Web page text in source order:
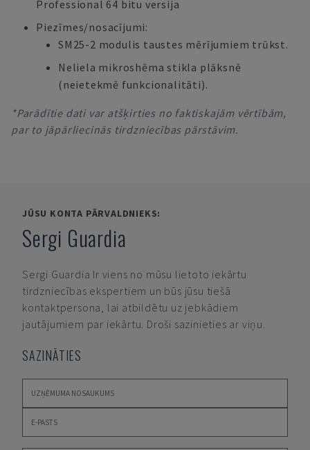
Professional 64 bitu versija
Piezīmes/nosacījumi:
SM25-2 modulis taustes mērījumiem trūkst.
Neliela mikroshēma stikla plāksnē
(neietekmē funkcionalitāti).
*Parādītie dati var atšķirties no faktiskajām vērtībām,
par to jāpārliecinās tirdzniecības pārstāvim.
JŪSU KONTA PĀRVALDNIEKS:
Sergi Guardia
Sergi Guardia Ir viens no mūsu lietoto iekārtu
tirdzniecības ekspertiem un būs jūsu tiešā
kontaktpersona, lai atbildētu uz jebkādiem
jautājumiem par iekārtu. Droši sazinieties ar viņu.
SAZINĀTIES